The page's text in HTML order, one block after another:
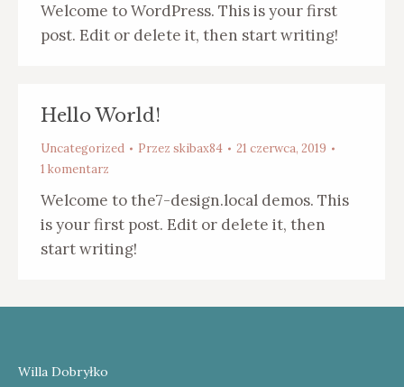
Welcome to WordPress. This is your first
post. Edit or delete it, then start writing!
Hello World!
Uncategorized Przez skibax84
21 czerwca, 2019
1 komentarz
Welcome to the7-design.local demos. This
is your first post. Edit or delete it, then
start writing!
Willa Dobryłko